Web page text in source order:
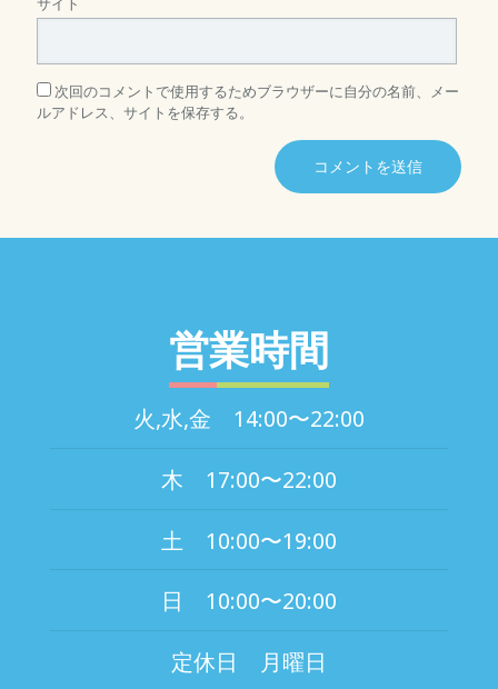
次回のコメントで使用するためブラウザーに自分の名前、メー
ルアドレス、サイトを保存する。
営業時間
火,水,金 14:00〜22:00
木 17:00〜22:00
土 10:00〜19:00
日 10:00〜20:00
定休日 月曜日